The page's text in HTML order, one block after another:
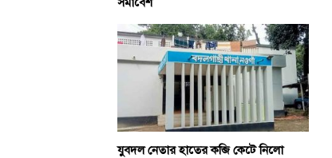
যুবদল নেতার হাতের কব্জি কেটে নিলো